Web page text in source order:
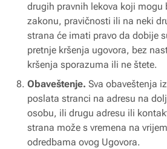
drugih pravnih lekova koji
zakonu, pravičnosti ili na neki
strana će imati pravo da dobije
pretnje kršenja ugovora, bez
kršenja sporazuma ili ne štete.
Obaveštenje. Sva obaveštenja
poslata stranci na adresu na
osobu, ili drugu adresu ili
strana može s vremena na
odredbama ovog Ugovora.